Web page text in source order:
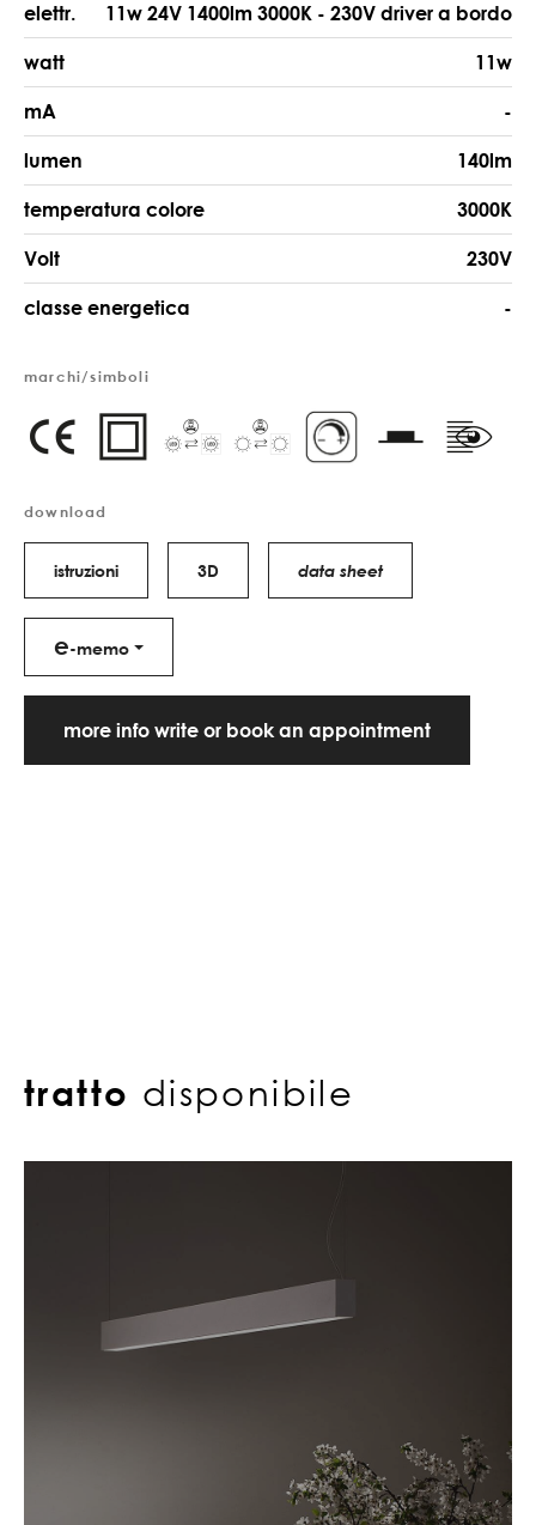
elettr. 11w 24V 1400lm 3000K - 230V driver a bordo
watt 11w
mA -
lumen 140lm
temperatura colore 3000K
Volt 230V
classe energetica -
marchi/simboli
download
istruzioni 3D data sheet
e-memo
more info write or book an appointment
tratto disponibile